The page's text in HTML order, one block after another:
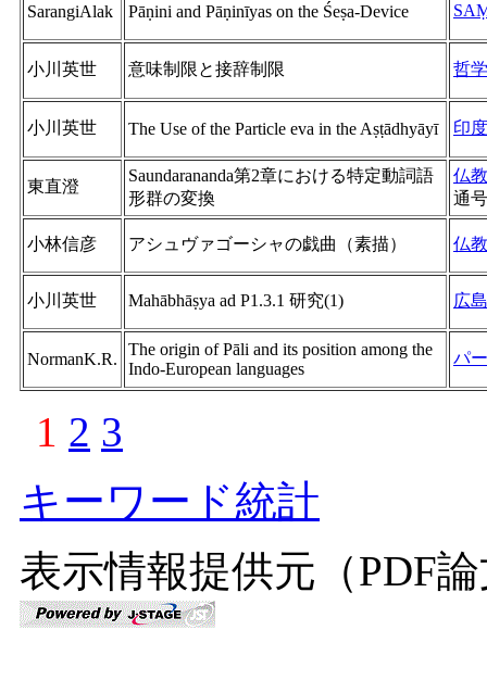
SarangiAlak Pāṇini and Pāṇinīyas on the Śeṣa-Device
小川英世 意味制限と接辞制限 哲学
小川英世 The Use of the Particle eva in the Aṣṭādhyāyī 印
東直澄
Saundarananda第2章における特定動詞語
形群の変換
仏
通
小林信彦 アシュヴァゴーシャの戯曲（素描） 仏
小川英世 Mahābhāṣya ad P1.3.1 研究(1) 広
NormanK.R.
The origin of Pāli and its position among the
Indo-European languages
パ
1 2 3
キーワード統計
表示情報提供元（PDF